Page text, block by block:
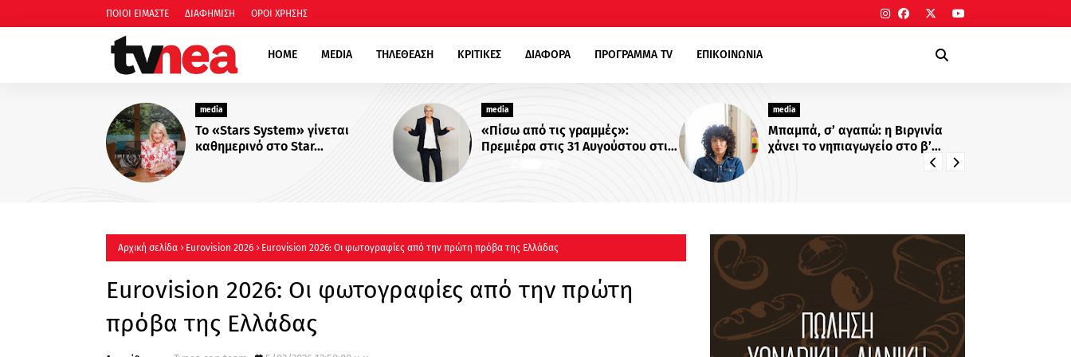
ΠΟΙΟΙ ΕΙΜΑΣΤΕ ΔΙΑΦΗΜΙΣΗ ΟΡΟΙ ΧΡΗΣΗΣ
HOME MEDIA ΤΗΛΕΘΕΑΣΗ ΚΡΙΤΙΚΕΣ ΔΙΑΦΟΡΑ ΠΡΟΓΡΑΜΜΑ TV ΕΠΙΚΟΙΝΩΝΙΑ
media
Το «Stars System» γίνεται
καθημερινό στο Star...
media
«Πίσω από τις γραμμές»:
Πρεμιέρα στις 31 Αυγούστου στις
media
Μπαμπά, σ’ αγαπώ: η Βιργινία
χάνει το νηπιαγωγείο στο β’
Αρχική σελίδα Eurovision 2026 Eurovision 2026: Οι φωτογραφίες από την πρώτη πρόβα της Ελλάδας
Eurovision 2026: Οι φωτογραφίες από την πρώτη
πρόβα της Ελλάδας